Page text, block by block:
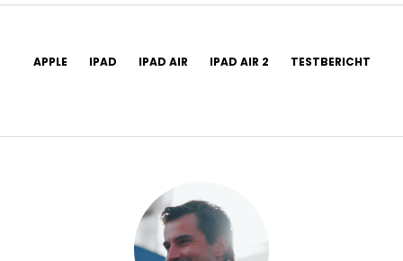
APPLE IPAD IPAD AIR IPAD AIR 2 TESTBERICHT